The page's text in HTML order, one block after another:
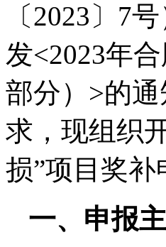
〔2023〕7
发<2023年
部分）>的
求，现组织
损”项目奖
一、申报